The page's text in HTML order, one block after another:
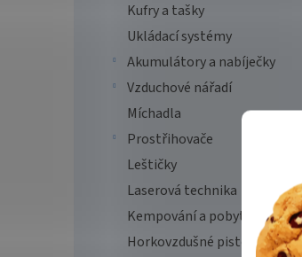
Kufry a tašky
Ukládací systémy
Akumulátory a nabíječky
Vzduchové nářadí
Míchadla
Prostřihovače
Leštičky
Laserová technika
Kempování a pobyt v přírodě
Horkovzdušné pistole